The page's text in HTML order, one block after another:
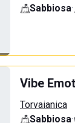
Sabbiosa·
Vibe
Torvaianica
Sabbiosa·